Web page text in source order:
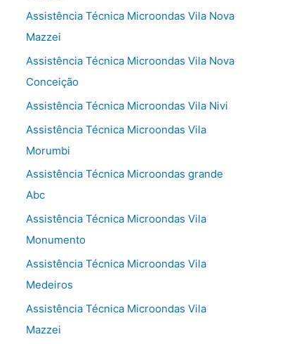
Assistência Técnica Microondas Vila Nova
Mazzei
Assistência Técnica Microondas Vila Nova
Conceição
Assistência Técnica Microondas Vila Nivi
Assistência Técnica Microondas Vila
Morumbi
Assistência Técnica Microondas grande
Abc
Assistência Técnica Microondas Vila
Monumento
Assistência Técnica Microondas Vila
Medeiros
Assistência Técnica Microondas Vila
Mazzei